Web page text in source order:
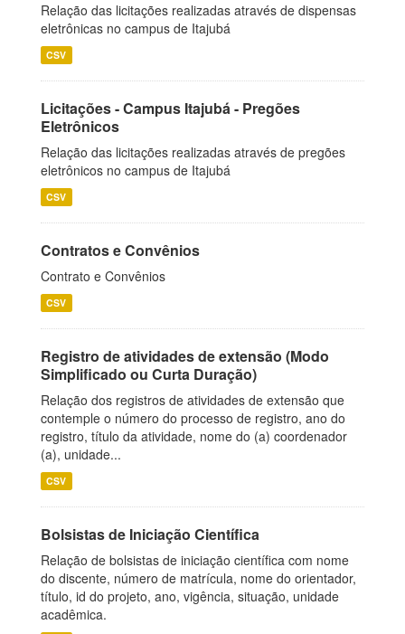
Relação das licitações realizadas através de dispensas
eletrônicas no campus de Itajubá
CSV
Licitações - Campus Itajubá - Pregões
Eletrônicos
Relação das licitações realizadas através de pregões
eletrônicos no campus de Itajubá
CSV
Contratos e Convênios
Contrato e Convênios
CSV
Registro de atividades de extensão (Modo
Simplificado ou Curta Duração)
Relação dos registros de atividades de extensão que
contemple o número do processo de registro, ano do
registro, título da atividade, nome do (a) coordenador
(a), unidade...
CSV
Bolsistas de Iniciação Científica
Relação de bolsistas de iniciação científica com nome
do discente, número de matrícula, nome do orientador,
título, id do projeto, ano, vigência, situação, unidade
acadêmica.